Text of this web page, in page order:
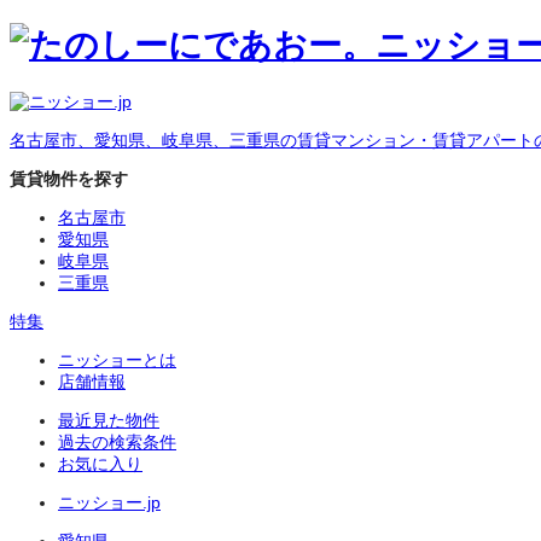
名古屋市、愛知県、岐阜県、三重県の賃貸マンション・賃貸アパート
賃貸物件を探す
名古屋市
愛知県
岐阜県
三重県
特集
ニッショーとは
店舗情報
最近見た物件
過去の検索条件
お気に入り
ニッショー.jp